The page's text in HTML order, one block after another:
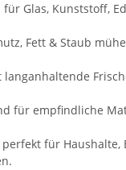
für Glas, Kunststoff,
Fett & Staub
langanhaltende
für empfindliche
perfekt für Haushalte,